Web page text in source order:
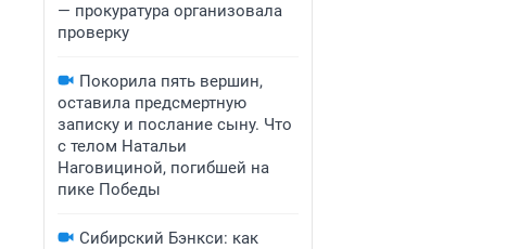
— прокуратура организовала
проверку
Покорила пять вершин,
оставила предсмертную
записку и послание сыну. Что
с телом Натальи
Наговициной, погибшей на
пике Победы
Сибирский Бэнкси: как